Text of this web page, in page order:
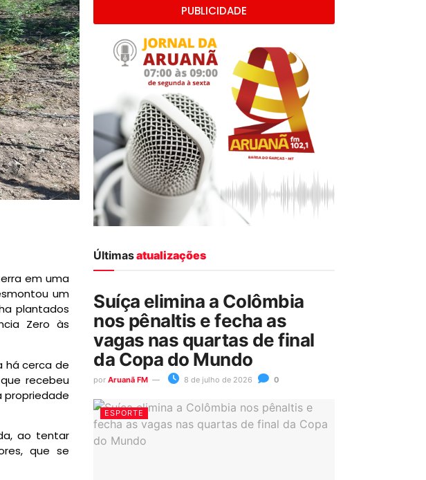
em uma
um
plantados
Zero às
há cerca de
recebeu
propriedade
ao tentar
que se
PUBLICIDADE
Últimasatualizações
Suíça elimina a Colômbia
nos pênaltis e fecha as
vagas nas quartas de final
da Copa do Mundo
por Aruanã FM 8 de julho de 2026 0
ESPORTE